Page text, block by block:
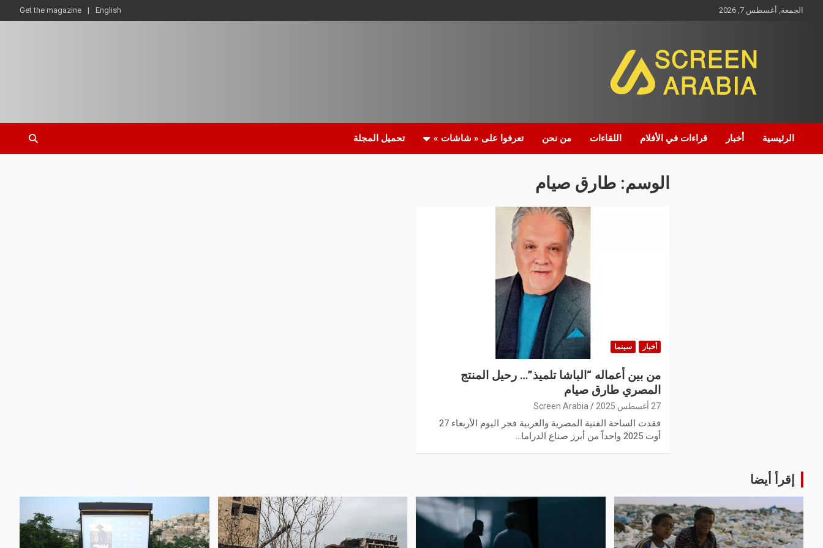
الجمعة, أغسطس 7, 2026 English
Get the magazine
Screen Arabia
الرئيسية أخبار قراءات في الأفلام اللقاءات من نحن تعرفوا على « شاشات » تحميل المجلة
الوسم:طارق صيام
أخبار سينما
من بين أعماله “الباشا تلميذ”… رحيل المنتج
المصري طارق صيام
27 أغسطس 2025 Screen Arabia
فقدت الساحة الفنية المصرية والعربية فجر اليوم الأربعاء 27
أوت 2025 واحداً من أبرز صناع الدراما…
إقرأ أيضا